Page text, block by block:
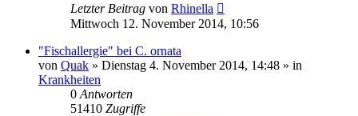
Letzter Beitrag von Rhinella
Mittwoch 12. November 2014, 10:56
"Fischallergie" bei C. ornata
von Quak » Dienstag 4. November 2014, 14:48 » in
Krankheiten
0 Antworten
51410 Zugriffe